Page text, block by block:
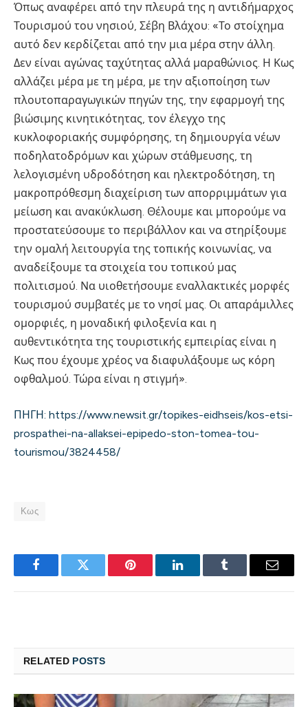
Όπως αναφέρει από την πλευρά της η αντιδήμαρχος
Τουρισμού του νησιού, Σέβη Βλάχου: «Το στοίχημα
αυτό δεν κερδίζεται από την μια μέρα στην άλλη.
Δεν είναι αγώνας ταχύτητας αλλά μαραθώνιος. Η Κως
αλλάζει μέρα με τη μέρα, με την αξιοποίηση των
πλουτοπαραγωγικών πηγών της, την εφαρμογή της
βιώσιμης κινητικότητας, τον έλεγχο της
κυκλοφοριακής συμφόρησης, τη δημιουργία νέων
ποδηλατοδρόμων και χώρων στάθμευσης, τη
λελογισμένη υδροδότηση και ηλεκτροδότηση, τη
μακροπρόθεσμη διαχείριση των απορριμμάτων για
μείωση και ανακύκλωση. Θέλουμε και μπορούμε να
προστατεύσουμε το περιβάλλον και να στηρίξουμε
την ομαλή λειτουργία της τοπικής κοινωνίας, να
αναδείξουμε τα στοιχεία του τοπικού μας
πολιτισμού. Να υιοθετήσουμε εναλλακτικές μορφές
τουρισμού συμβατές με το νησί μας. Οι απαράμιλλες
ομορφιές, η μοναδική φιλοξενία και η
αυθεντικότητα της τουριστικής εμπειρίας είναι η
Κως που έχουμε χρέος να διαφυλάξουμε ως κόρη
οφθαλμού. Τώρα είναι η στιγμή».
ΠΗΓΗ: https://www.newsit.gr/topikes-eidhseis/kos-etsi-
prospathei-na-allaksei-epipedo-ston-tomea-tou-
tourismou/3824458/
Κως
FacebookTwitter Pinterest LinkedInTumblr Email
RELATED POSTS